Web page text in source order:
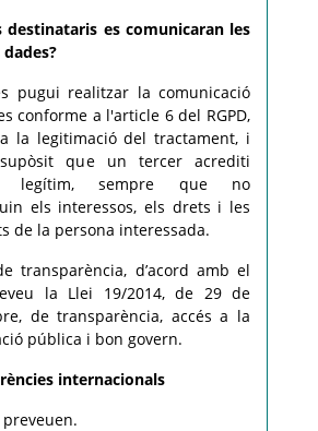
destinataris es comunicaran les
pugui realitzar la comunicació
conforme a l'article 6 del RGPD,
la legitimació del tractament, i
que un tercer acrediti
legítim, sempre que no
els interessos, els drets i les
de la persona interessada.
transparència, d’acord amb el
la Llei 19/2014, de 29 de
de transparència, accés a la
pública i bon govern.
internacionals